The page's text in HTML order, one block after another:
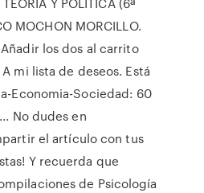
MOCHON MORCILLO.
los dos al carrito
mi lista de deseos. Está
Economia-Sociedad: 60
No dudes en
el artículo con tus
Y recuerda que
de Psicología